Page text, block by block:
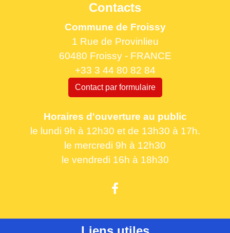
Contacts
Commune de Froissy
1 Rue de Provinlieu
60480 Froissy - FRANCE
+33 3 44 80 82 84
Contact par formulaire
Horaires d'ouverture au public
le lundi 9h à 12h30 et de 13h30 à 17h.
le mercredi 9h à 12h30
le vendredi 16h à 18h30